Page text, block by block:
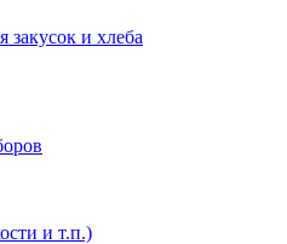
и хлеба
и т.п.)